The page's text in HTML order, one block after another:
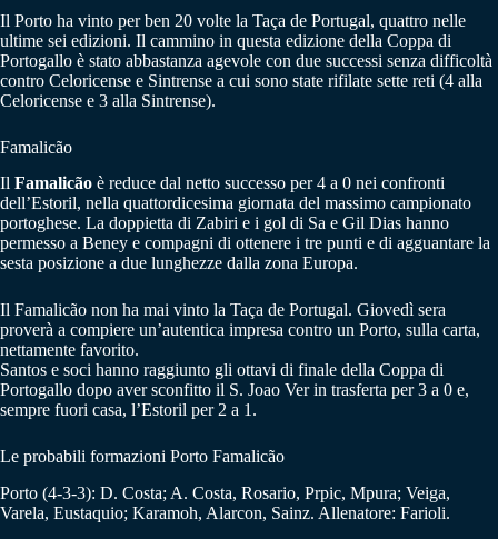
Il Porto ha vinto per ben 20 volte la Taça de Portugal, quattro nelle
ultime sei edizioni. Il cammino in questa edizione della Coppa di
Portogallo è stato abbastanza agevole con due successi senza difficoltà
contro Celoricense e Sintrense a cui sono state rifilate sette reti (4 alla
Celoricense e 3 alla Sintrense).
Famalicão
Il Famalicão è reduce dal netto successo per 4 a 0 nei confronti
dell’Estoril, nella quattordicesima giornata del massimo campionato
portoghese. La doppietta di Zabiri e i gol di Sa e Gil Dias hanno
permesso a Beney e compagni di ottenere i tre punti e di agguantare la
sesta posizione a due lunghezze dalla zona Europa.
Il Famalicão non ha mai vinto la Taça de Portugal. Giovedì sera
proverà a compiere un’autentica impresa contro un Porto, sulla carta,
nettamente favorito.
Santos e soci hanno raggiunto gli ottavi di finale della Coppa di
Portogallo dopo aver sconfitto il S. Joao Ver in trasferta per 3 a 0 e,
sempre fuori casa, l’Estoril per 2 a 1.
Le probabili formazioni Porto Famalicão
Porto (4-3-3): D. Costa; A. Costa, Rosario, Prpic, Mpura; Veiga,
Varela, Eustaquio; Karamoh, Alarcon, Sainz. Allenatore: Farioli.